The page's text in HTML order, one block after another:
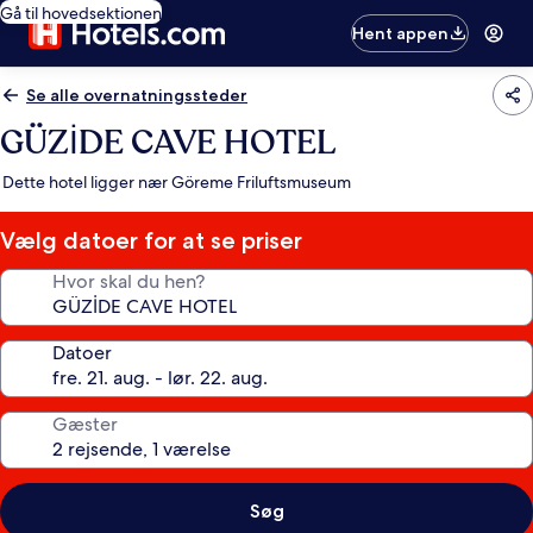
Gå til hovedsektionen
Hent appen
Se alle overnatningssteder
GÜZİDE CAVE HOTEL
Dette hotel ligger nær Göreme Friluftsmuseum
Vælg datoer for at se priser
Hvor skal du hen?
Datoer
Gæster
Søg